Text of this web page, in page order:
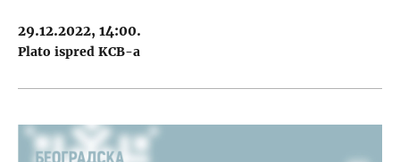
29.12.2022, 14:00.
Plato ispred KCB-a